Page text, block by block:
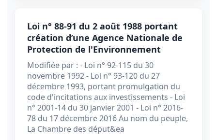
Loi n° 88-91 du 2 août 1988 portant
création d’une Agence Nationale de
Protection de l'Environnement
Modifiée par : - Loi n° 92-115 du 30
novembre 1992 - Loi n° 93-120 du 27
décembre 1993, portant promulgation du
code d'incitations aux investissements - Loi
n° 2001-14 du 30 janvier 2001 - Loi n° 2016-
78 du 17 décembre 2016 Au nom du peuple,
La Chambre des déput&ea